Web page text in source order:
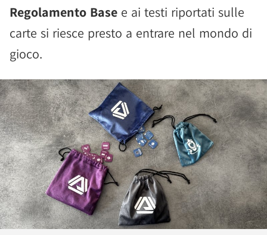
Regolamento Base e ai testi riportati sulle
carte si riesce presto a entrare nel mondo di
gioco.